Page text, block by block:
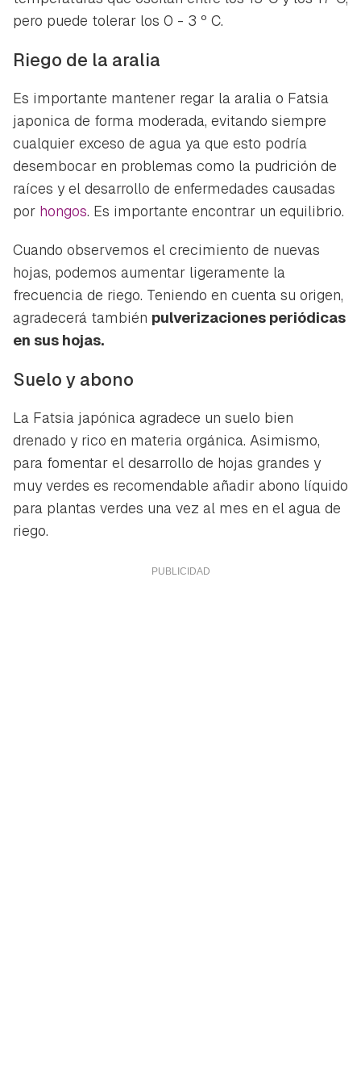
pero puede tolerar los 0 - 3 º C.
Riego de la aralia
Es importante mantener regar la aralia o Fatsia
japonica de forma moderada, evitando siempre
cualquier exceso de agua ya que esto podría
desembocar en problemas como la pudrición de
raíces y el desarrollo de enfermedades causadas
por hongos. Es importante encontrar un equilibrio.
Cuando observemos el crecimiento de nuevas
hojas, podemos aumentar ligeramente la
frecuencia de riego. Teniendo en cuenta su origen,
agradecerá también pulverizaciones periódicas
en sus hojas.
Suelo y abono
La Fatsia japónica agradece un suelo bien
drenado y rico en materia orgánica. Asimismo,
para fomentar el desarrollo de hojas grandes y
muy verdes es recomendable añadir abono líquido
para plantas verdes una vez al mes en el agua de
riego.